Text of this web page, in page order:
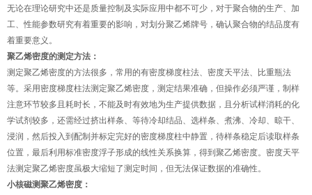
无论在理论研究中还是质量控制及实际应用中都不可少，对于聚合物的生产、加
工、性能参数研究有着重要的影响，对划分聚乙烯牌号，确认聚合物的结品度有
着重要意义。
聚乙烯密度的测定方法：
测定聚乙烯密度的方法很多，常用的有密度梯度柱法、密度天平法、比重瓶法
等。采用密度梯度柱法测定聚乙烯密度，测定结果准确，但操作必须严谨，制样
注意环节较多且耗时长，不能及时有效地为生产提供数据，且分析试样消耗的化
学试剂较多，还需经过挤出样条、等待冷却结品、选样条、煮沸、冷却、晾干、
浸润，然后投入到配制并标定完好的密度梯度柱中静置，待样条稳定后读取样条
位置，最后利用标准密度浮子形成的线性关系换算，得到聚乙烯密度。密度天平
法测定聚乙烯密度虽极大缩短了测定时间，但无法保证数据的准确性。
小核磁测聚乙烯密度：